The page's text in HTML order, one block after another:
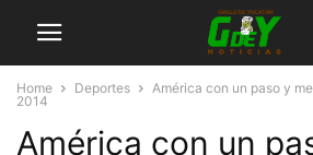
Home Deportes
América con un paso y
2014
América con un